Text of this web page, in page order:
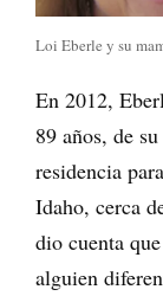
Loi Eberle y su
En 2012,
89 años, de
residencia
Idaho, cerca
dio cuenta
alguien